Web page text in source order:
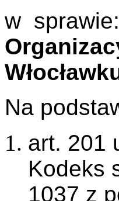
w sprawie:
Na
art. 201
Kodeks
1037 z